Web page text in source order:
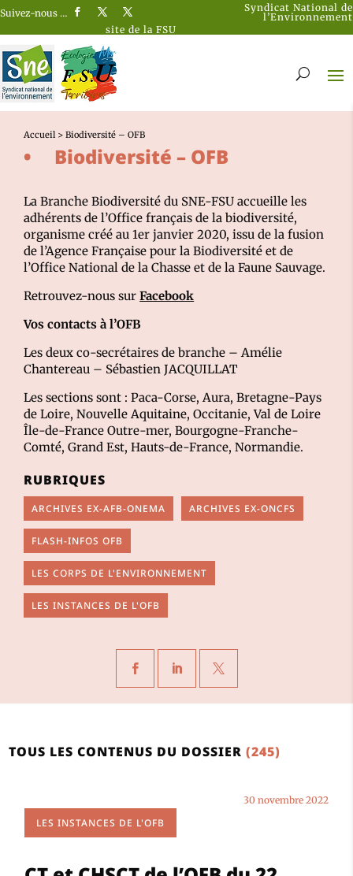
Suivez-nous …
Syndicat National de
l’Environnement
site de la FSU
Accueil>Biodiversité – OFB
Biodiversité – OFB
La Branche Biodiversité du SNE-FSU accueille les
adhérents de l’Office français de la biodiversité,
organisme créé au 1er janvier 2020, issu de la fusion
de l’Agence Française pour la Biodiversité et de
l’Office National de la Chasse et de la Faune Sauvage.
Retrouvez-nous surFacebook
Vos contacts à l’OFB
Les deux co-secrétaires de branche –Amélie
Chantereau – Sébastien JACQUILLAT
Les sections sont : Paca-Corse, Aura, Bretagne-Pays
de Loire, Nouvelle Aquitaine, Occitanie, Val de Loire
Île-de-France Outre-mer, Bourgogne-Franche-
Comté, Grand Est, Hauts-de-France, Normandie.
RUBRIQUES
ARCHIVES EX-AFB-ONEMA ARCHIVES EX-ONCFS
FLASH-INFOS OFB
LES CORPS DE L'ENVIRONNEMENT
LES INSTANCES DE L'OFB
TOUS LES CONTENUS DU DOSSIER(245)
LES INSTANCES DE L'OFB
30 novembre 2022